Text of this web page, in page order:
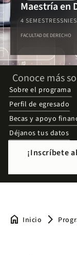
Maestría en
4 SEMESTRES
FACULTAD DE DERECHO
Conoce más
Sobre el programa
Perfil de egresado
Becas y apoyo
Déjanos tus datos
¡Inscríbete
home Inicio arrow_forward_ios